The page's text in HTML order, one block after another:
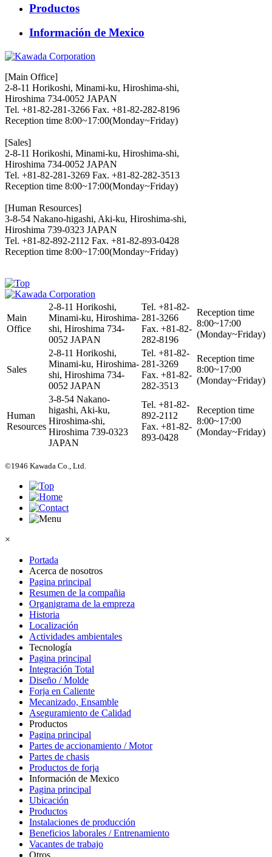
Productos
Información de Mexico
[Main Office]
2-8-11 Horikoshi, Minami-ku, Hiroshima-shi,
Hiroshima 734-0052 JAPAN
Tel. +81-82-281-3266 Fax. +81-82-282-8196
Reception time 8:00~17:00(Monday~Friday)
[Sales]
2-8-11 Horikoshi, Minami-ku, Hiroshima-shi,
Hiroshima 734-0052 JAPAN
Tel. +81-82-281-3269 Fax. +81-82-282-3513
Reception time 8:00~17:00(Monday~Friday)
[Human Resources]
3-8-54 Nakano-higashi, Aki-ku, Hiroshima-shi,
Hiroshima 739-0323 JAPAN
Tel. +81-82-892-2112 Fax. +81-82-893-0428
Reception time 8:00~17:00(Monday~Friday)
Main
Office
2-8-11 Horikoshi,
Minami-ku, Hiroshima-
shi, Hiroshima 734-
0052 JAPAN
Tel. +81-82-
281-3266
Fax. +81-82-
282-8196
Reception time
8:00~17:00
(Monday~Friday)
Sales
2-8-11 Horikoshi,
Minami-ku, Hiroshima-
shi, Hiroshima 734-
0052 JAPAN
Tel. +81-82-
281-3269
Fax. +81-82-
282-3513
Reception time
8:00~17:00
(Monday~Friday)
Human
Resources
3-8-54 Nakano-
higashi, Aki-ku,
Hiroshima-shi,
Hiroshima 739-0323
JAPAN
Tel. +81-82-
892-2112
Fax. +81-82-
893-0428
Reception time
8:00~17:00
(Monday~Friday)
©1946 Kawada Co., Ltd.
×
Portada
Acerca de nosotros
Pagina principal
Resumen de la compañia
Organigrama de la empreza
Historia
Localización
Actividades ambientales
Tecnología
Pagina principal
Integración Total
Diseño / Molde
Forja en Caliente
Mecanizado, Ensamble
Aseguramiento de Calidad
Productos
Pagina principal
Partes de accionamiento / Motor
Partes de chasis
Productos de forja
Información de Mexico
Pagina principal
Ubicación
Productos
Instalaciones de producción
Beneficios laborales / Entrenamiento
Vacantes de trabajo